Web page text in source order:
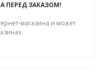
ПЕРЕД ЗАКАЗОМ!
магазина и может